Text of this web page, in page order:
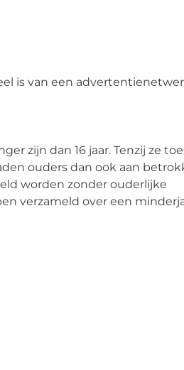
is van een
zijn dan 16 jaar. Tenzij ze
ouders dan ook aan
worden zonder ouderlijke
verzameld over een